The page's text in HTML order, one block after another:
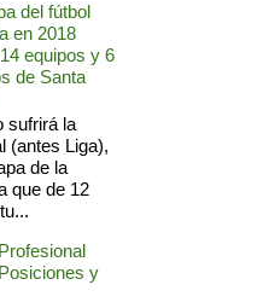
del fútbol
en 2018
equipos y 6
de Santa
sufrirá la
(antes Liga),
de la
que de 12
y